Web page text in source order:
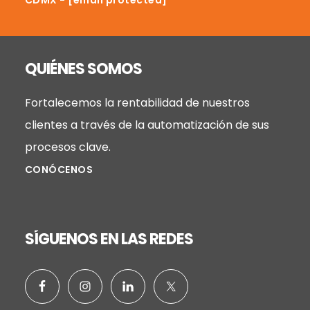
QUIÉNES SOMOS
Fortalecemos la rentabilidad de nuestros
clientes a través de la automatización de sus
procesos clave.
CONÓCENOS
SÍGUENOS EN LAS REDES